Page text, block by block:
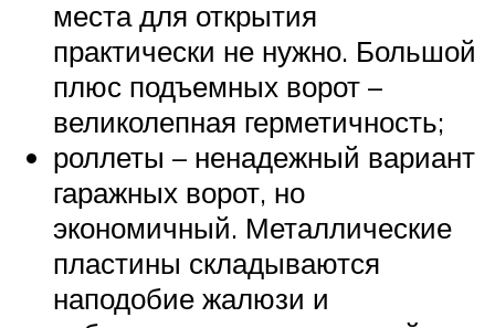
места для открытия
практически не нужно. Большой
плюс подъемных ворот –
великолепная герметичность;
роллеты – ненадежный вариант
гаражных ворот, но
экономичный. Металлические
пластины складываются
наподобие жалюзи и